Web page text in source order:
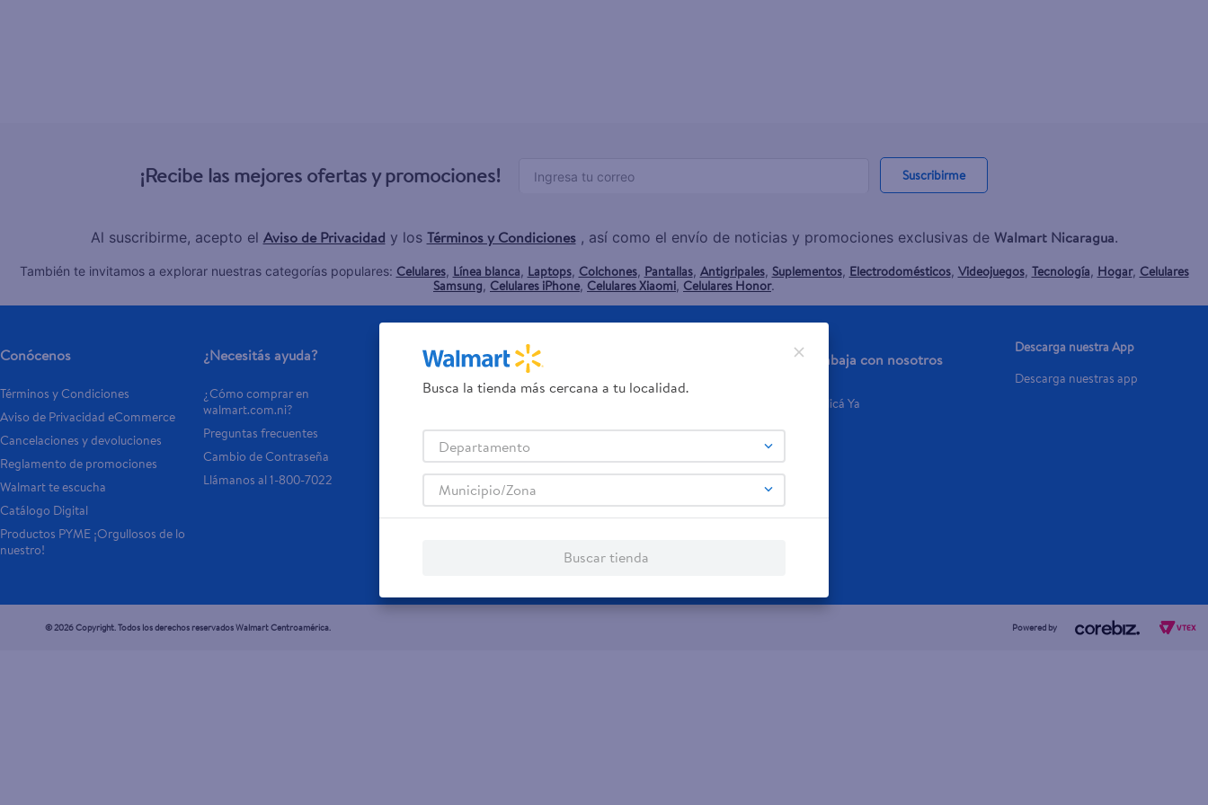
¡Recibe las mejores ofertas y promociones! Suscribirme
Al suscribirme, acepto el Aviso de Privacidad y los Términos y Condiciones, así como el envío de noticias y promociones exclusivas de Walmart Nicaragua.
También te invitamos a explorar nuestras categorías populares: Celulares, Línea blanca, Laptops, Colchones, Pantallas, Antigripales, Suplementos, Electrodomésticos, Videojuegos, Tecnología, Hogar, Celulares
Samsung, Celulares iPhone, Celulares Xiaomi, Celulares Honor.
Conócenos
Términos y Condiciones
Aviso de Privacidad eCommerce
Cancelaciones y devoluciones
Reglamento de promociones
Walmart te escucha
Catálogo Digital
Productos PYME ¡Orgullosos de lo
nuestro!
¿Necesitás ayuda?
¿Cómo comprar en
walmart.com.ni?
Preguntas frecuentes
Cambio de Contraseña
Llámanos al 1-800-7022
Servicios
Tarjeta de regalo
- Remesas
- Pagos de servicios
Trabaja con nosotros
Aplicá Ya
Descarga nuestra App
Descarga nuestras app
© 2026 Copyright. Todos los derechos reservados Walmart Centroamérica. Powered by
Busca la tienda más cercana a tu localidad.
Departamento
Municipio/Zona
Buscar tienda